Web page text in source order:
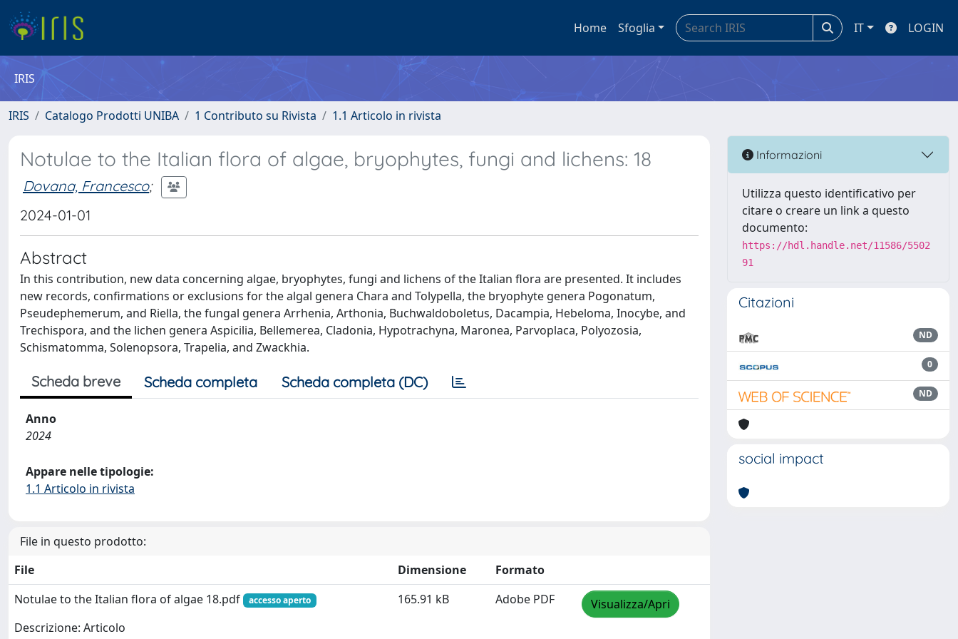
Home Sfoglia IT LOGIN
IRIS
IRIS Catalogo Prodotti UNIBA 1 Contributo su Rivista 1.1 Articolo in rivista
Notulae to the Italian flora of algae, bryophytes, fungi and lichens: 18
Dovana, Francesco;
2024-01-01
Abstract
In this contribution, new data concerning algae, bryophytes, fungi and lichens of the Italian flora are presented. It includes
new records, confirmations or exclusions for the algal genera Chara and Tolypella, the bryophyte genera Pogonatum,
Pseudephemerum, and Riella, the fungal genera Arrhenia, Arthonia, Buchwaldoboletus, Dacampia, Hebeloma, Inocybe, and
Trechispora, and the lichen genera Aspicilia, Bellemerea, Cladonia, Hypotrachyna, Maronea, Parvoplaca, Polyozosia,
Schismatomma, Solenopsora, Trapelia, and Zwackhia.
Scheda breve Scheda completa Scheda completa (DC)
Anno
2024
Appare nelle tipologie:
1.1 Articolo in rivista
File in questo prodotto:
File
Dimensione
Formato
Notulae to the Italian flora of algae 18.pdf
accesso aperto
Descrizione: Articolo
165.91 kB Adobe PDF Visualizza/Apri
Informazioni
Utilizza questo identificativo per
citare o creare un link a questo
documento:
https://hdl.handle.net/11586/5502
91
Citazioni
ND
0
ND
social impact